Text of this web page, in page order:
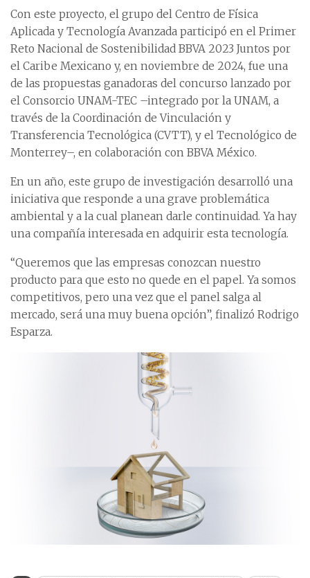
Con este proyecto, el grupo del Centro de Física
Aplicada y Tecnología Avanzada participó en el Primer
Reto Nacional de Sostenibilidad BBVA 2023 Juntos por
el Caribe Mexicano y, en noviembre de 2024, fue una
de las propuestas ganadoras del concurso lanzado por
el Consorcio UNAM-TEC –integrado por la UNAM, a
través de la Coordinación de Vinculación y
Transferencia Tecnológica (CVTT), y el Tecnológico de
Monterrey–, en colaboración con BBVA México.
En un año, este grupo de investigación desarrolló una
iniciativa que responde a una grave problemática
ambiental y a la cual planean darle continuidad. Ya hay
una compañía interesada en adquirir esta tecnología.
“Queremos que las empresas conozcan nuestro
producto para que esto no quede en el papel. Ya somos
competitivos, pero una vez que el panel salga al
mercado, será una muy buena opción”, finalizó Rodrigo
Esparza.